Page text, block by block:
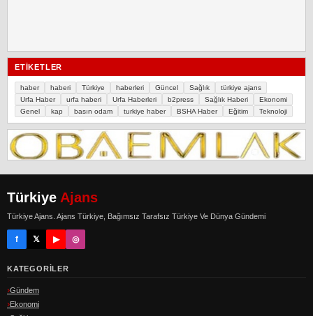
ETIKETLER
haber haberi Türkiye haberleri Güncel Sağlık
türkiye ajans
Urfa Haber
urfa haberi Urfa Haberleri b2press Sağlık Haberi
Ekonomi
Genel
kap basın odam turkiye haber BSHA Haber Eğitim Teknoloji
Türkiye Ajans
Türkiye Ajans. Ajans Türkiye, Bağımsız Tarafsız Türkiye Ve Dünya Gündemi
f 𝕏 ▶ ◎
KATEGORILER
Gündem
Ekonomi